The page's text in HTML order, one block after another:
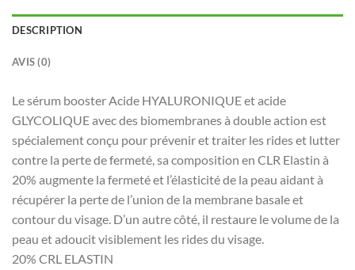
DESCRIPTION
AVIS (0)
Le sérum booster Acide HYALURONIQUE et acide
GLYCOLIQUE avec des biomembranes à double action est
spécialement conçu pour prévenir et traiter les rides et lutter
contre la perte de fermeté, sa composition en CLR Elastin à
20% augmente la fermeté et l’élasticité de la peau aidant à
récupérer la perte de l’union de la membrane basale et
contour du visage. D’un autre côté, il restaure le volume de la
peau et adoucit visiblement les rides du visage.
20% CRL ELASTIN